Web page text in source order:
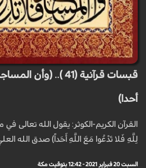
قبسات قرآنية (41 )..
أحدا)
القرآن الكريم-الكوثر: يقول الله تعالى
لِلَّهِ فَلا تَدْعُوا مَعَ اللَّهِ أَحَداً) صدق الله
السبت 20 فبراير 2021 - 12:42 بتوقيت مكة